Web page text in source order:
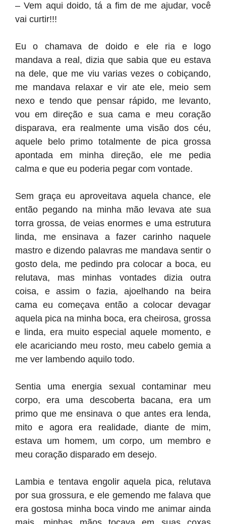
– Vem aqui doido, tá a fim de me ajudar, você
vai curtir!!!
Eu o chamava de doido e ele ria e logo
mandava a real, dizia que sabia que eu estava
na dele, que me viu varias vezes o cobiçando,
me mandava relaxar e vir ate ele, meio sem
nexo e tendo que pensar rápido, me levanto,
vou em direção e sua cama e meu coração
disparava, era realmente uma visão dos céu,
aquele belo primo totalmente de pica grossa
apontada em minha direção, ele me pedia
calma e que eu poderia pegar com vontade.
Sem graça eu aproveitava aquela chance, ele
então pegando na minha mão levava ate sua
torra grossa, de veias enormes e uma estrutura
linda, me ensinava a fazer carinho naquele
mastro e dizendo palavras me mandava sentir o
gosto dela, me pedindo pra colocar a boca, eu
relutava, mas minhas vontades dizia outra
coisa, e assim o fazia, ajoelhando na beira
cama eu começava então a colocar devagar
aquela pica na minha boca, era cheirosa, grossa
e linda, era muito especial aquele momento, e
ele acariciando meu rosto, meu cabelo gemia a
me ver lambendo aquilo todo.
Sentia uma energia sexual contaminar meu
corpo, era uma descoberta bacana, era um
primo que me ensinava o que antes era lenda,
mito e agora era realidade, diante de mim,
estava um homem, um corpo, um membro e
meu coração disparado em desejo.
Lambia e tentava engolir aquela pica, relutava
por sua grossura, e ele gemendo me falava que
era gostosa minha boca vindo me animar ainda